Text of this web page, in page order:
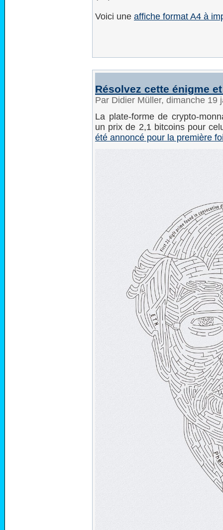
Voici une affiche format A4 à
Résolvez cette énigme
Par Didier Müller, dimanche 19
La plate-forme de crypto-
un prix de 2,1 bitcoins pour
été annoncé pour la première